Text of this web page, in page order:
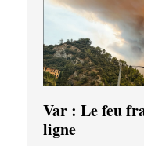
Var : Le feu
ligne